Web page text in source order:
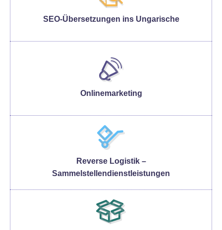
SEO-Übersetzungen ins Ungarische
Onlinemarketing
Reverse Logistik –
Sammelstellendienstleistungen